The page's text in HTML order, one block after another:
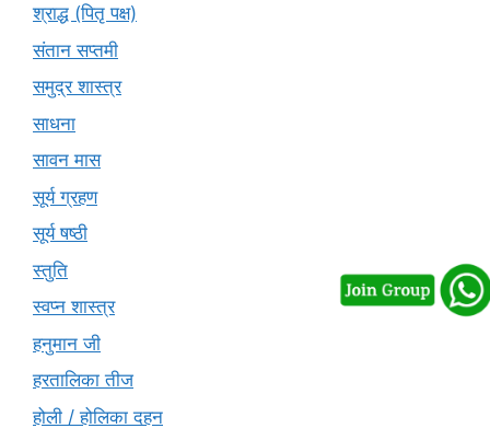
श्राद्ध (पितृ पक्ष)
संतान सप्तमी
समुद्र शास्त्र
साधना
सावन मास
सूर्य ग्रहण
सूर्य षष्ठी
स्तुति
स्वप्न शास्त्र
हनुमान जी
हरतालिका तीज
होली / होलिका दहन